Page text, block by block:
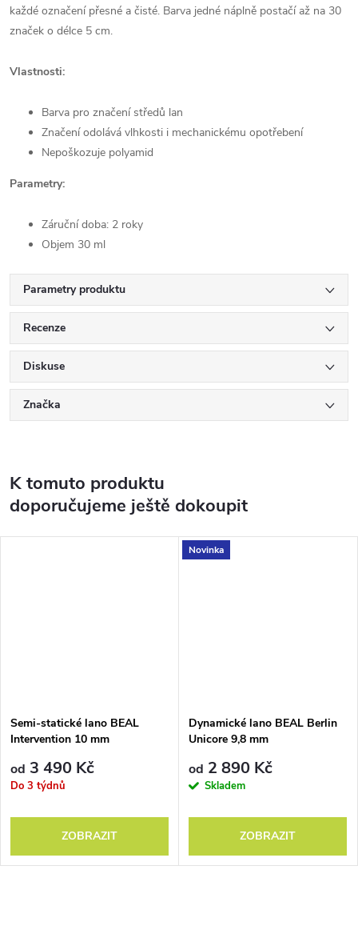
každé označení přesné a čisté. Barva jedné náplně postačí až na 30
značek o délce 5 cm.
Vlastnosti:
Barva pro značení středů lan
Značení odolává vlhkosti i mechanickému opotřebení
Nepoškozuje polyamid
Parametry:
Záruční doba: 2 roky
Objem 30 ml
Parametry produktu
Recenze
Diskuse
Značka
K tomuto produktu
doporučujeme ještě dokoupit
Semi-statické lano BEAL
Intervention 10 mm
od 3 490 Kč
Do 3 týdnů
ZOBRAZIT
Novinka
Dynamické lano BEAL Berlin
Unicore 9,8 mm
od 2 890 Kč
Skladem
ZOBRAZIT